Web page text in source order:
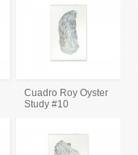
Cuadro Roy Oyster
Study #10